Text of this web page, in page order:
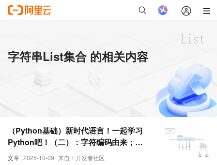
字符串List集合 的相关内容
文章 2025-10-09 来自：开发者社区
（Python基础）新时代语言！一起学习
Python吧！（二）：字符编码由来；
Python字符串、字符串格式化；list集合